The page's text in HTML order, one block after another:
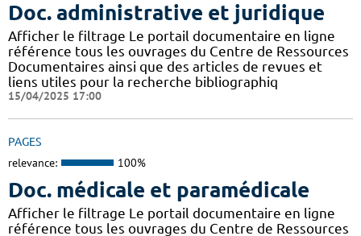
Doc. administrative et juridique
Afficher le filtrage Le portail documentaire en ligne
référence tous les ouvrages du Centre de Ressources
Documentaires ainsi que des articles de revues et
liens utiles pour la recherche bibliographiq
15/04/2025 17:00
PAGES
relevance: 100%
Doc. médicale et paramédicale
Afficher le filtrage Le portail documentaire en ligne
référence tous les ouvrages du Centre de Ressources